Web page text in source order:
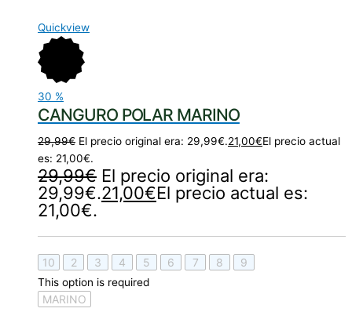
Quickview
30 %
CANGURO POLAR MARINO
29,99€ El precio original era: 29,99€.21,00€El precio actual
es: 21,00€.
29,99€ El precio original era:
29,99€.21,00€El precio actual es:
21,00€.
10 2 3 4 5 6 7 8 9
This option is required
MARINO